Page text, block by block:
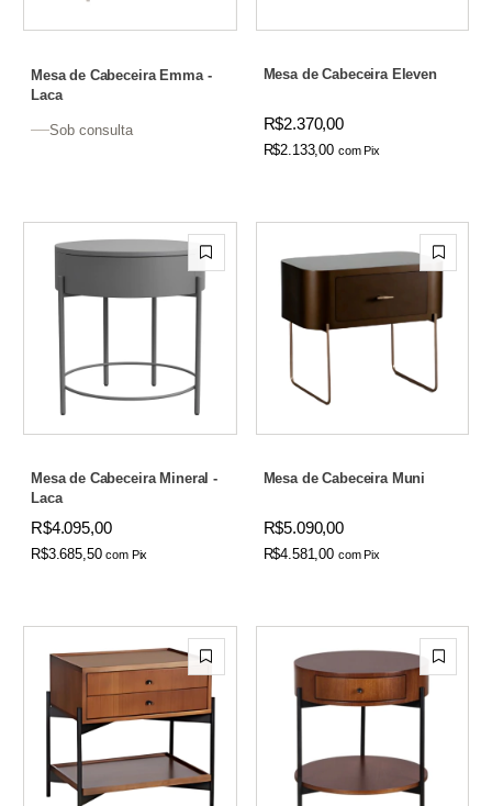
Mesa de Cabeceira Emma -
Laca
Sob consulta
Mesa de Cabeceira Eleven
R$2.370,00
R$2.133,00 com Pix
Mesa de Cabeceira Mineral -
Laca
R$4.095,00
R$3.685,50com Pix
Mesa de Cabeceira Muni
R$5.090,00
R$4.581,00 com Pix